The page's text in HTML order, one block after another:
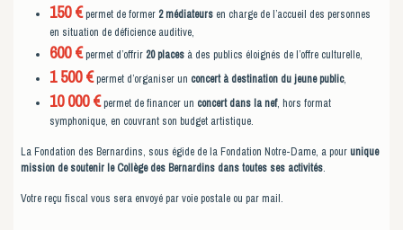
150 €permet de former 2 médiateurs en charge de l’accueil des personnes
en situation de déficience auditive,
600 €permet d’offrir 20 places à des publics éloignés de l’offre culturelle,
1 500 €permet d’organiser un concert à destination du jeune public,
10 000 €permet de financer un concert dans la nef, hors format
symphonique, en couvrant son budget artistique.
La Fondation des Bernardins, sous égide de la Fondation Notre-Dame, a pour unique
mission de soutenir le Collège des Bernardins dans toutes ses activités.
Votre reçu fiscal vous sera envoyé par voie postale ou par mail.